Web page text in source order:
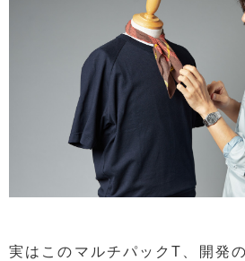
実はこのマルチパックT、開発